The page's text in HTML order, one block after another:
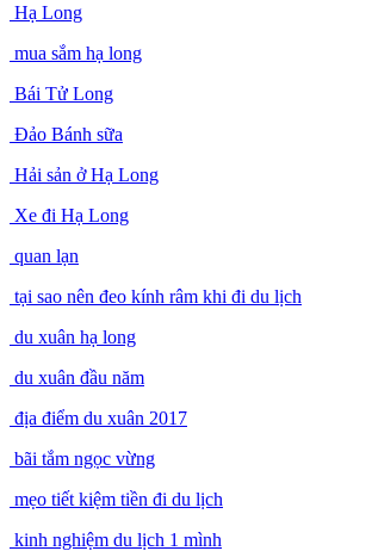
Hạ Long
mua sắm hạ long
Bái Tử Long
Đảo Bánh sữa
Hải sản ở Hạ Long
Xe đi Hạ Long
quan lạn
tại sao nên đeo kính râm khi đi du lịch
du xuân hạ long
du xuân đầu năm
địa điểm du xuân 2017
bãi tắm ngọc vừng
mẹo tiết kiệm tiền đi du lịch
kinh nghiệm du lịch 1 mình